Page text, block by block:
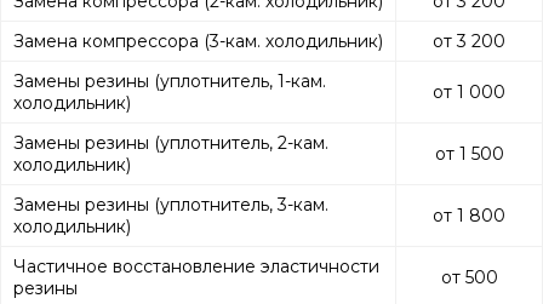
Замена компрессора (3-кам. холодильник)
от 3 200
Замены резины (уплотнитель, 1-кам.
холодильник)
от 1 000
Замены резины (уплотнитель, 2-кам.
холодильник)
от 1 500
Замены резины (уплотнитель, 3-кам.
холодильник)
от 1 800
Частичное восстановление эластичности
резины
от 500